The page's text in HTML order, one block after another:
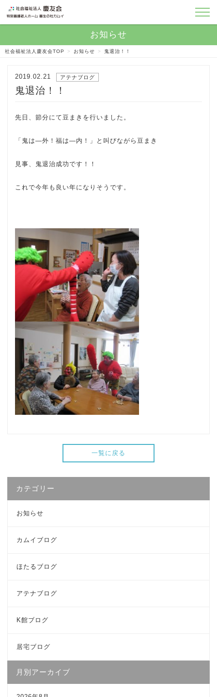
社会福祉法人慶友会TOP > お知らせ > 鬼退治！！
2019.02.21 アテナブログ
鬼退治！！
先日、節分にて豆まきを行いました。
「鬼は―外！福は―内！」と叫びながら豆まき
見事、鬼退治成功です！！
これで今年も良い年になりそうです。
一覧に戻る
カテゴリー
お知らせ
カムイブログ
ほたるブログ
アテナブログ
K館ブログ
居宅ブログ
月別アーカイブ